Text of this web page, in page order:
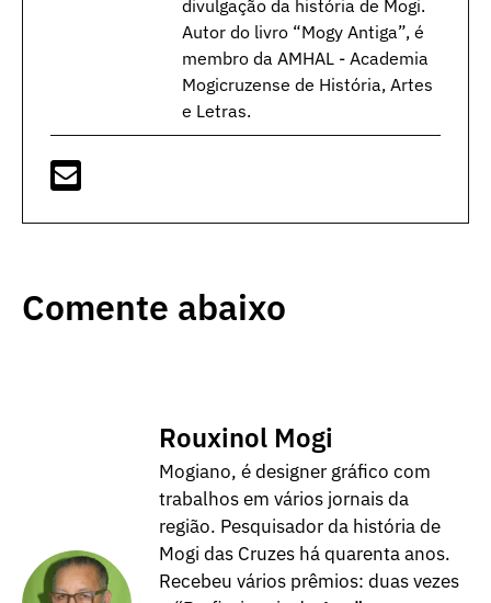
divulgação da história de Mogi.
Autor do livro “Mogy Antiga”, é
membro da AMHAL - Academia
Mogicruzense de História, Artes
e Letras.
Comente abaixo
Rouxinol Mogi
Mogiano, é designer gráfico com
trabalhos em vários jornais da
região. Pesquisador da história de
Mogi das Cruzes há quarenta anos.
Recebeu vários prêmios: duas vezes